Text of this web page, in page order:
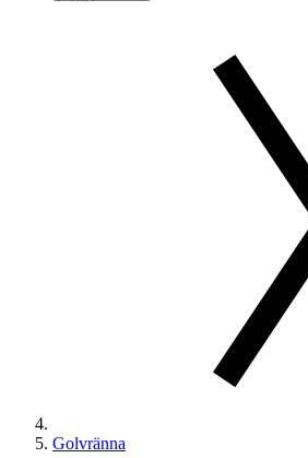
Golvränna